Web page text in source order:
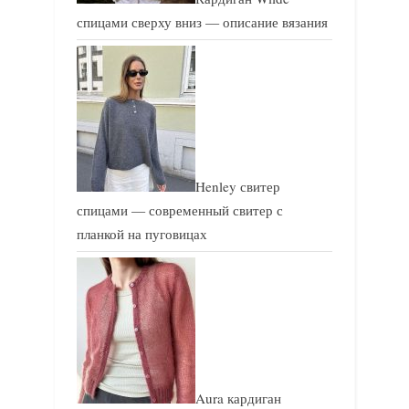
спицами сверху вниз — описание вязания
Henley свитер
спицами — современный свитер с
планкой на пуговицах
Aura кардиган